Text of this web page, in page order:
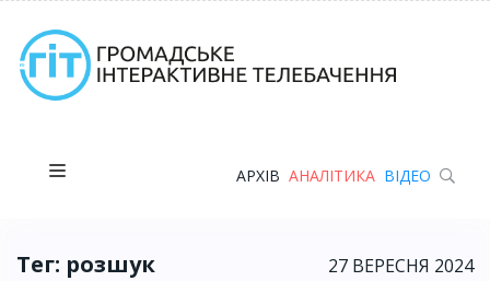
АРХІВ АНАЛІТИКА ВІДЕО
Тег: розшук 27 ВЕРЕСНЯ 2024